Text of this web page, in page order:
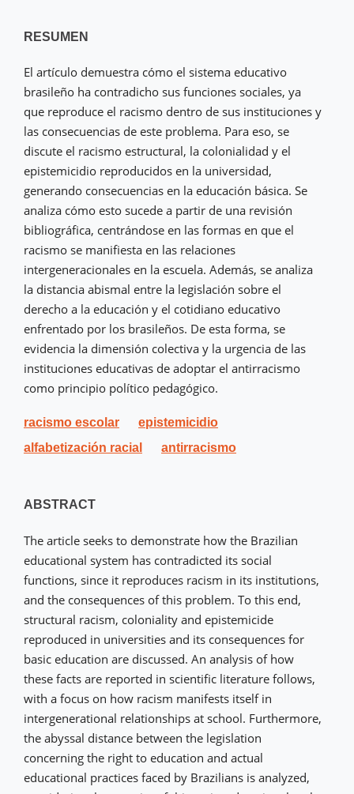
RESUMEN
El artículo demuestra cómo el sistema educativo
brasileño ha contradicho sus funciones sociales, ya
que reproduce el racismo dentro de sus instituciones y
las consecuencias de este problema. Para eso, se
discute el racismo estructural, la colonialidad y el
epistemicidio reproducidos en la universidad,
generando consecuencias en la educación básica. Se
analiza cómo esto sucede a partir de una revisión
bibliográfica, centrándose en las formas en que el
racismo se manifiesta en las relaciones
intergeneracionales en la escuela. Además, se analiza
la distancia abismal entre la legislación sobre el
derecho a la educación y el cotidiano educativo
enfrentado por los brasileños. De esta forma, se
evidencia la dimensión colectiva y la urgencia de las
instituciones educativas de adoptar el antirracismo
como principio político pedagógico.
racismo escolar
epistemicidio
alfabetización racial
antirracismo
ABSTRACT
The article seeks to demonstrate how the Brazilian
educational system has contradicted its social
functions, since it reproduces racism in its institutions,
and the consequences of this problem. To this end,
structural racism, coloniality and epistemicide
reproduced in universities and its consequences for
basic education are discussed. An analysis of how
these facts are reported in scientific literature follows,
with a focus on how racism manifests itself in
intergenerational relationships at school. Furthermore,
the abyssal distance between the legislation
concerning the right to education and actual
educational practices faced by Brazilians is analyzed,